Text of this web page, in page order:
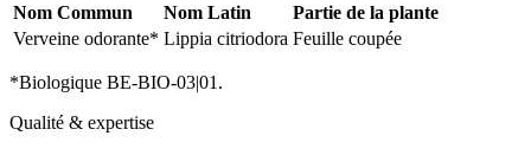
Nom Commun Nom Latin
Partie de la plante
Verveine odorante* Lippia citriodora Feuille coupée
*Biologique BE-BIO-03|01.
Qualité & expertise